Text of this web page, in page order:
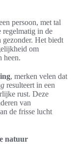
persoon, met tal
regelmatig in de
Het biedt
om
heen.
, merken velen dat
resulteert in een
rust. Deze
van
de frisse lucht
natuur